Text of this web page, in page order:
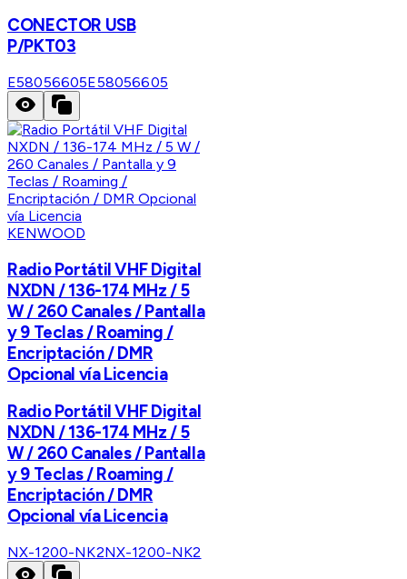
CONECTOR USB
P/PKT03
E58056605E58056605
KENWOOD
Radio Portátil VHF Digital
NXDN / 136-174 MHz / 5
W / 260 Canales / Pantalla
y 9 Teclas / Roaming /
Encriptación / DMR
Opcional vía Licencia
Radio Portátil VHF Digital
NXDN / 136-174 MHz / 5
W / 260 Canales / Pantalla
y 9 Teclas / Roaming /
Encriptación / DMR
Opcional vía Licencia
NX-1200-NK2NX-1200-NK2